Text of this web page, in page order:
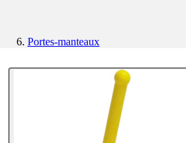
Portes-manteaux